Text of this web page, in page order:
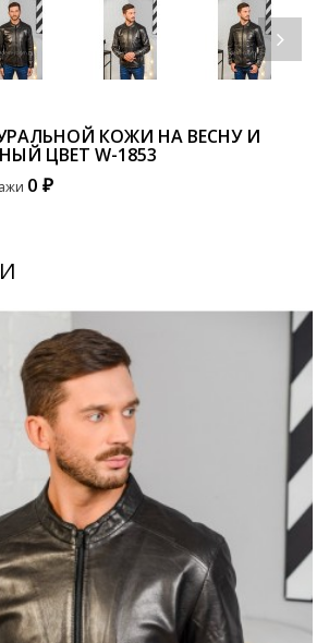
КОЖИ НА ВЕСНУ И
ЦВЕТ W-1853
0 ₽